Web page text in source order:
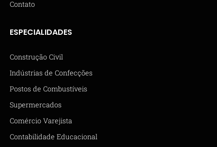
Contato
ESPECIALIDADES
Construção Civil
Indústrias de Confecções
Postos de Combustíveis
Supermercados
Comércio Varejista
Contabilidade Educacional